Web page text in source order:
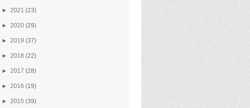
► 2021 (23)
► 2020 (29)
► 2019 (37)
► 2018 (22)
► 2017 (28)
► 2016 (19)
► 2015 (39)